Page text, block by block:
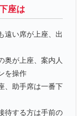
座は
遠い席が上座、出
奥が上座、案内人
を操作
、助手席は一番下
待する方は手前の